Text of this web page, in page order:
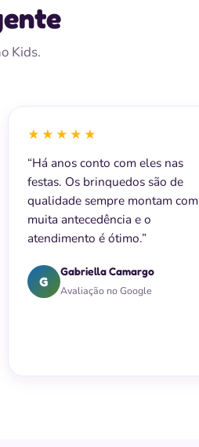
Kids.
★★★★★
“Há anos conto com eles nas
festas. Os brinquedos são de
qualidade sempre montam com
muita antecedência e o
atendimento é ótimo.”
G
Gabriella Camargo
Avaliação no Google